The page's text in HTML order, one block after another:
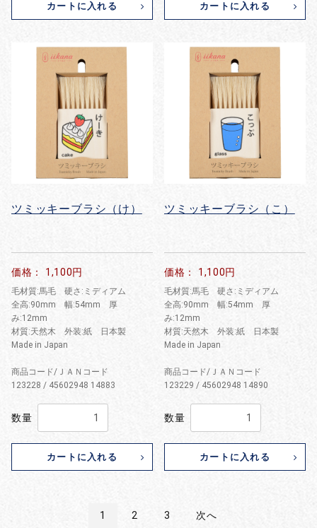
カートに入れる カートに入れる
ツミッキーブラシ（け）
価格： 1,100円
毛材質:馬毛 硬さ:ミディアム
全高:90mm 幅:54mm 厚
み:12mm
材質:天然木 外装:紙 日本製
Made in Japan
商品コード/ＪＡＮコード
123228 / 45602948 14883
数量
カートに入れる
ツミッキーブラシ（こ）
価格： 1,100円
毛材質:馬毛 硬さ:ミディアム
全高:90mm 幅:54mm 厚
み:12mm
材質:天然木 外装:紙 日本製
Made in Japan
商品コード/ＪＡＮコード
123229 / 45602948 14890
数量
カートに入れる
1 2 3 次へ